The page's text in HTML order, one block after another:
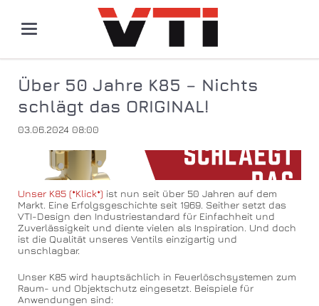
Über 50 Jahre K85 – Nichts
schlägt das ORIGINAL!
03.06.2024 08:00
Unser K85 (*Klick*) ist nun seit über 50 Jahren auf dem
Markt. Eine Erfolgsgeschichte seit 1969. Seither setzt das
VTI-Design den Industriestandard für Einfachheit und
Zuverlässigkeit und diente vielen als Inspiration. Und doch
ist die Qualität unseres Ventils einzigartig und
unschlagbar.
Unser K85 wird hauptsächlich in Feuerlöschsystemen zum
Raum- und Objektschutz eingesetzt. Beispiele für
Anwendungen sind: